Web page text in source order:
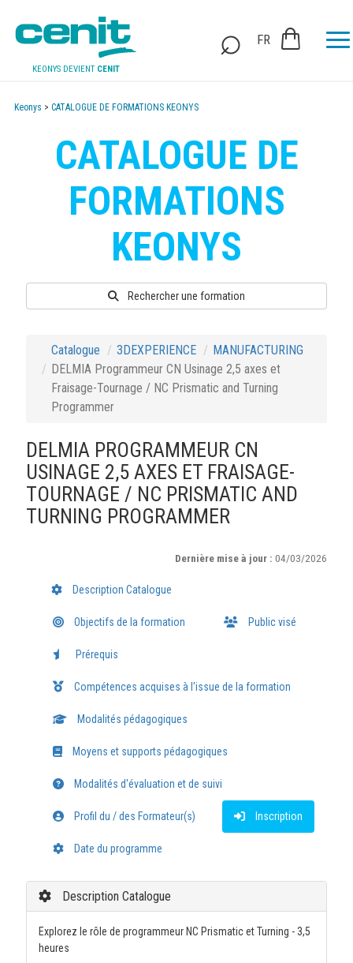
KEONYS DEVIENT CENIT
FR
Keonys > CATALOGUE DE FORMATIONS KEONYS
CATALOGUE DE
FORMATIONS
KEONYS
Rechercher une formation
Catalogue 3DEXPERIENCE
MANUFACTURING
DELMIA Programmeur CN Usinage 2,5 axes et
Fraisage-Tournage / NC Prismatic and Turning
Programmer
DELMIA PROGRAMMEUR CN
USINAGE 2,5 AXES ET FRAISAGE-
TOURNAGE / NC PRISMATIC AND
TURNING PROGRAMMER
Dernière mise à jour :04/03/2026
Description Catalogue
Objectifs de la formation Public visé
Prérequis
Compétences acquises à l'issue de la formation
Modalités pédagogiques
Moyens et supports pédagogiques
Modalités d'évaluation et de suivi
Profil du / des Formateur(s) Inscription
Date du programme
Description Catalogue
Explorez le rôle de programmeur NC Prismatic et Turning - 3,5
heures